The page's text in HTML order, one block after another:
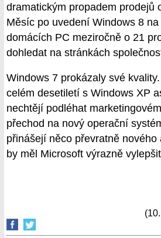
dramatickým propadem prodejů
Měsíc po uvedení Windows 8
domácích PC meziročně o 21
dohledat na stránkách
Windows 7 prokázaly své
celém desetiletí s Windows XP
nechtějí podléhat
přechod na nový operační
přinášejí něco převratně
by měl Microsoft výrazně